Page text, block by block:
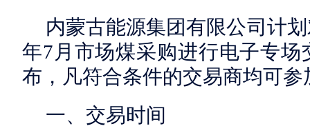
内蒙古能源集团有限公司计
年7月市场煤采购进行电子专
布，凡符合条件的交易商均可参
一、交易时间